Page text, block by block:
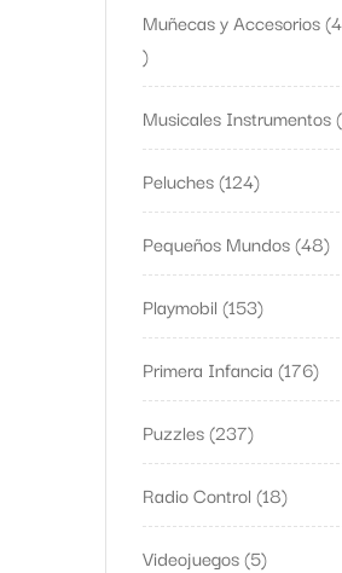
Muñecas y Accesorios
Musicales Instrumentos
Peluches 124
Pequeños Mundos 48
Playmobil 153
Primera Infancia 176
Puzzles 237
Radio Control 18
Videojuegos 5